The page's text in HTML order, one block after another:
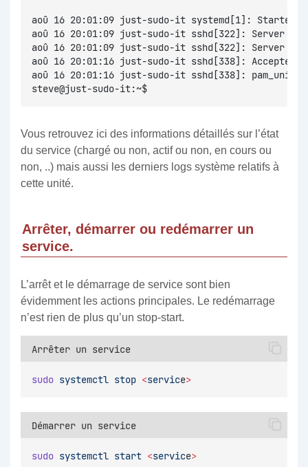
aoû 16 20:01:09 just-sudo-it systemd[1]: Started
aoû 16 20:01:09 just-sudo-it sshd[322]: Server
aoû 16 20:01:09 just-sudo-it sshd[322]: Server
aoû 16 20:01:16 just-sudo-it sshd[338]: Accepted
aoû 16 20:01:16 just-sudo-it sshd[338]:
steve@just-sudo-it:~$
Vous retrouvez ici des informations détaillés sur l’état
du service (chargé ou non, actif ou non, en cours ou
non, ..) mais aussi les derniers logs système relatifs à
cette unité.
Arrêter, démarrer ou redémarrer un
service.
L’arrêt et le démarrage de service sont bien
évidemment les actions principales. Le redémarrage
n’est rien de plus qu’un stop-start.
Arrêter un service
sudo systemctl stop <service>
Démarrer un service
sudo systemctl start <service>